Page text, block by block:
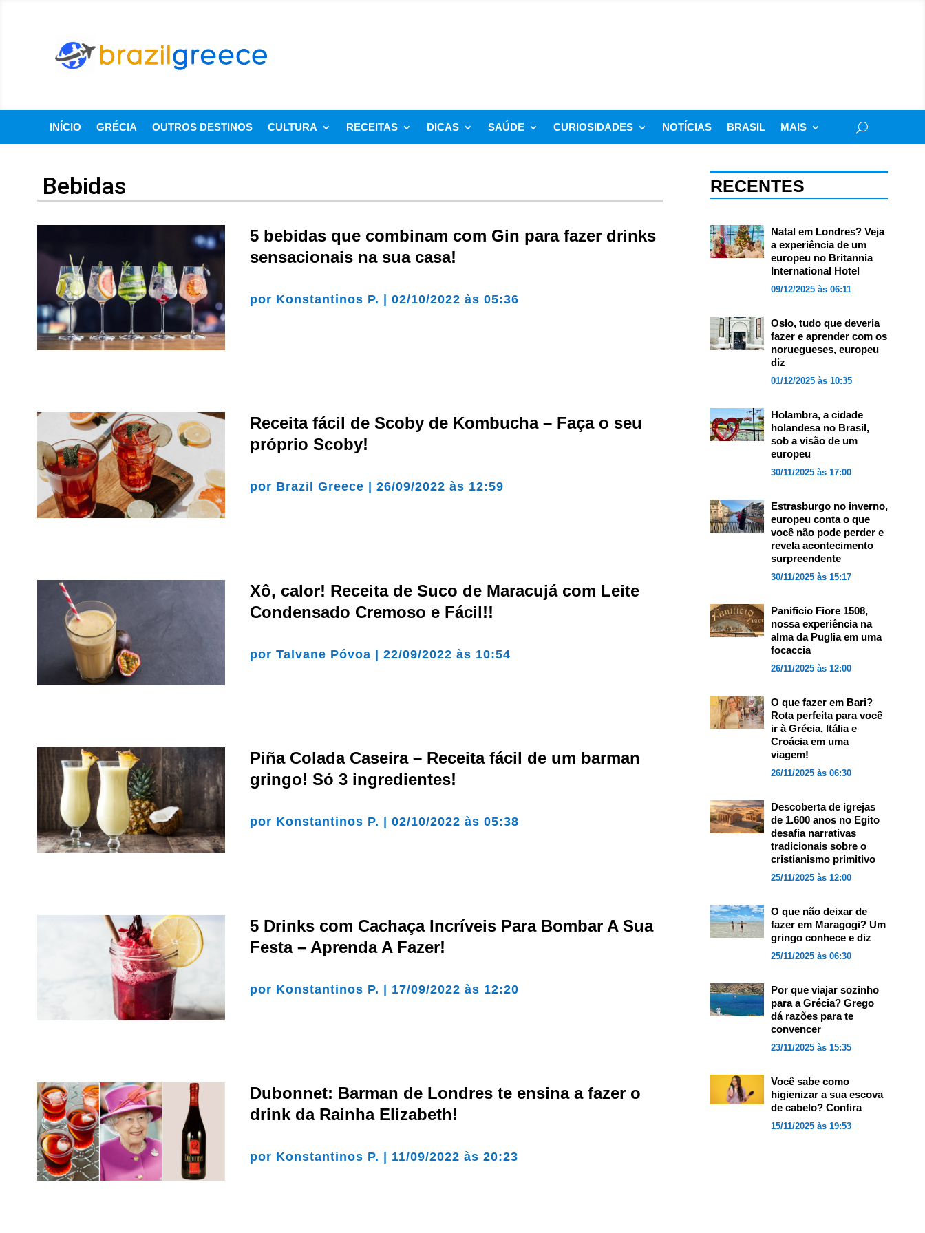
INÍCIO GRÉCIA OUTROS DESTINOS CULTURA RECEITAS DICAS SAÚDE CURIOSIDADES NOTÍCIAS BRASIL MAIS
Bebidas
5 bebidas que combinam com Gin para fazer drinks
sensacionais na sua casa!
por Konstantinos P. |02/10/2022 às 05:36
Receita fácil de Scoby de Kombucha – Faça o seu
próprio Scoby!
por Brazil Greece |26/09/2022 às 12:59
Xô, calor! Receita de Suco de Maracujá com Leite
Condensado Cremoso e Fácil!!
porTalvane Póvoa |22/09/2022 às 10:54
Piña Colada Caseira – Receita fácil de um barman
gringo! Só 3 ingredientes!
por Konstantinos P. |02/10/2022 às 05:38
5 Drinks com Cachaça Incríveis Para Bombar A Sua
Festa – Aprenda A Fazer!
por Konstantinos P. | 17/09/2022 às 12:20
Dubonnet: Barman de Londres te ensina a fazer o
drink da Rainha Elizabeth!
por Konstantinos P. 11/09/2022 às 20:23
RECENTES
Natal em Londres? Veja
a experiência de um
europeu no Britannia
International Hotel
09/12/2025 às 06:11
Oslo, tudo que deveria
fazer e aprender com os
noruegueses, europeu
diz
01/12/2025 às 10:35
Holambra, a cidade
holandesa no Brasil,
sob a visão de um
europeu
30/11/2025 às 17:00
Estrasburgo no inverno,
europeu conta o que
você não pode perder e
revela acontecimento
surpreendente
30/11/2025 às 15:17
Panificio Fiore 1508,
nossa experiência na
alma da Puglia em uma
focaccia
26/11/2025 às 12:00
O que fazer em Bari?
Rota perfeita para você
ir à Grécia, Itália e
Croácia em uma
viagem!
26/11/2025 às 06:30
Descoberta de igrejas
de 1.600 anos no Egito
desafia narrativas
tradicionais sobre o
cristianismo primitivo
25/11/2025 às 12:00
O que não deixar de
fazer em Maragogi? Um
gringo conhece e diz
25/11/2025 às 06:30
Por que viajar sozinho
para a Grécia? Grego
dá razões para te
convencer
23/11/2025 às 15:35
Você sabe como
higienizar a sua escova
de cabelo? Confira
15/11/2025 às 19:53